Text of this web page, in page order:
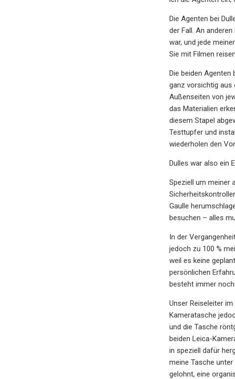
Die Agenten bei
der Fall. An
war, und jede
Sie mit Filmen reisen.
Die beiden Agenten
ganz vorsichtig aus
Außenseiten von
das Materialien
diesem Stapel
Testtupfer und
wiederholen den
Dulles war also ein
Speziell um meiner
Gaulle
besuchen – alles
In der
jedoch zu 100 %
weil es keine
persönlichen
besteht immer
Unser Reiseleiter
Kameratasche
und die Tasche
beiden Leica-
in speziell dafür
meine Tasche
gelohnt, eine